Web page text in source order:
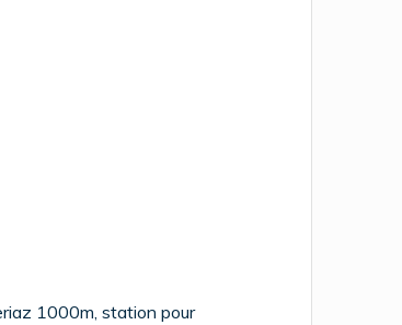
1000m, station pour